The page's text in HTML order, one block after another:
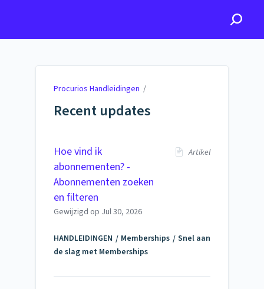
Procurios Handleidingen /
Recent updates
Hoe vind ik
abonnementen? -
Abonnementen zoeken
en filteren
Artikel
Gewijzigd op Jul 30, 2026
HANDLEIDINGEN Memberships
Snel aan
de slag met Memberships